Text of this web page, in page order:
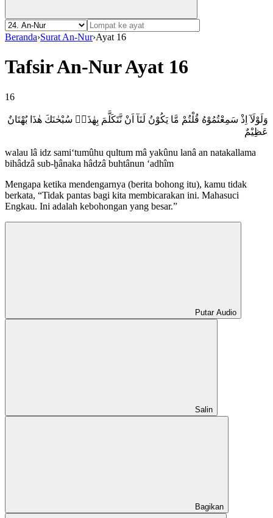
Beranda›Surat An-Nur›Ayat 16
Tafsir An-Nur Ayat 16
16
وَلَوْلَآ اِذْ سَمِعْتُمُوْهُ قُلْتُمْ مَّا يَكُوْنُ لَنَآ اَنْ نَّتَكَلَّمَ بِهٰذَاۖ سُبْحٰنَكَ هٰذَا بُهْتَانٌ
عَظِيْمٌ
walau lâ idz sami‘tumûhu qultum mâ yakûnu lanâ an natakallama
bihâdzâ sub-ḫânaka hâdzâ buhtânun ‘adhîm
Mengapa ketika mendengarnya (berita bohong itu), kamu tidak
berkata, “Tidak pantas bagi kita membicarakan ini. Mahasuci
Engkau. Ini adalah kebohongan yang besar.”
Putar Audio
Salin
Bagikan